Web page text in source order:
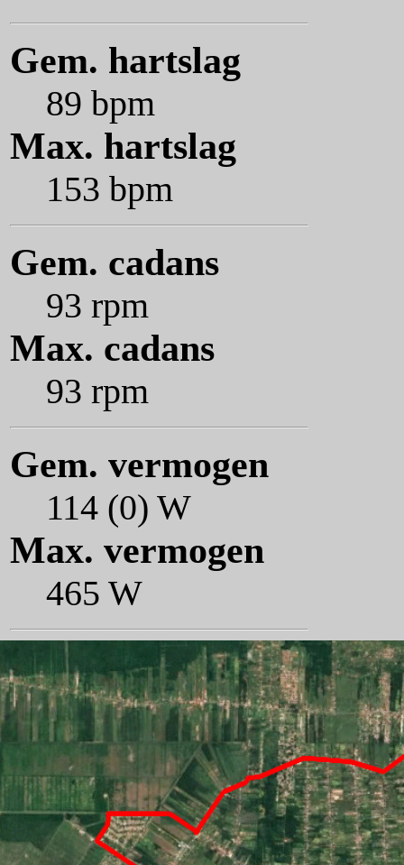
Gem. hartslag
89 bpm
Max. hartslag
153 bpm
Gem. cadans
93 rpm
Max. cadans
93 rpm
Gem. vermogen
114 (0) W
Max. vermogen
465 W